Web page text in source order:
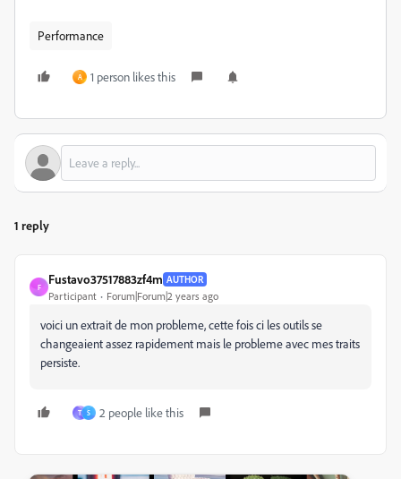
Performance
A 1 person likes this
1 reply
F
Fustavo37517883zf4m AUTHOR
Participant Forum|Forum|2 years ago
voici un extrait de mon probleme, cette fois ci les outils se
changeaient assez rapidement mais le probleme avec mes traits
persiste.
T S 2 people like this